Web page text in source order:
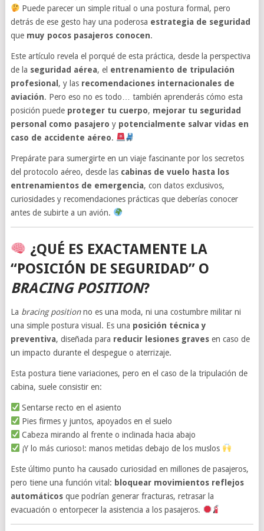
Puede parecer un simple ritual o una postura formal, pero
detrás de ese gesto hay una poderosa estrategia de seguridad
que muy pocos pasajeros conocen.
Este artículo revela el porqué de esta práctica, desde la perspectiva
de la seguridad aérea, el entrenamiento de tripulación
profesional , y las recomendaciones internacionales de
aviación. Pero eso no es todo… también aprenderás cómo esta
posición puede proteger tu cuerpo, mejorar tu seguridad
personal como pasajero y potencialmente salvar vidas en
caso de accidente aéreo.
Prepárate para sumergirte en un viaje fascinante por los secretos
del protocolo aéreo, desde las cabinas de vuelo hasta los
entrenamientos de emergencia, con datos exclusivos,
curiosidades y recomendaciones prácticas que deberías conocer
antes de subirte a un avión.
¿QUÉ ES EXACTAMENTE LA
“POSICIÓN DE SEGURIDAD” O
BRACING POSITION?
La bracing positionno es una moda, ni una costumbre militar ni
una simple postura visual. Es una posición técnica y
preventiva, diseñada para reducir lesiones gravesen caso de
un impacto durante el despegue o aterrizaje.
Esta postura tiene variaciones, pero en el caso de la tripulación de
cabina, suele consistir en:
Sentarse recto en el asiento
Pies firmes y juntos, apoyados en el suelo
Cabeza mirando al frente o inclinada hacia abajo
¡Y lo más curioso!: manos metidas debajo de los muslos
Este último punto ha causado curiosidad en millones de pasajeros,
pero tiene una función vital: bloquear movimientos reflejos
automáticosque podrían generar fracturas, retrasar la
evacuación o entorpecer la asistencia a los pasajeros.